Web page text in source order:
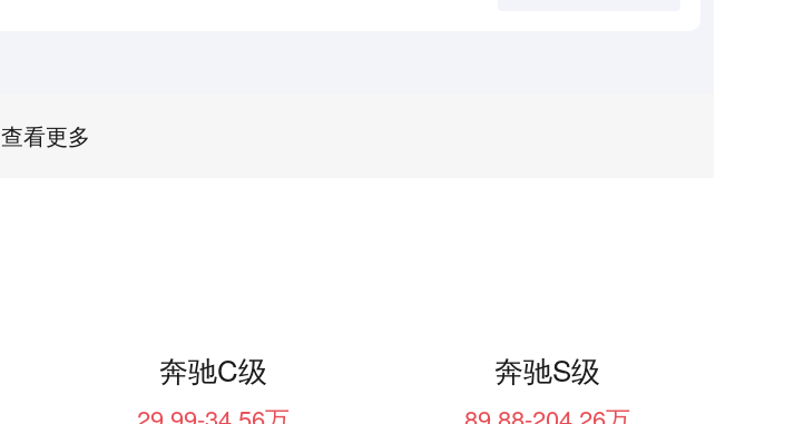
查看更多
奔驰C级 奔驰S级